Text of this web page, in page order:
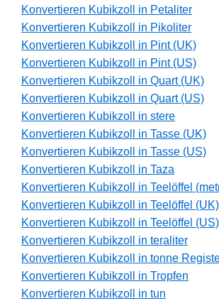
Konvertieren Kubikzoll in Petaliter
Konvertieren Kubikzoll in Pikoliter
Konvertieren Kubikzoll in Pint (UK)
Konvertieren Kubikzoll in Pint (US)
Konvertieren Kubikzoll in Quart (UK)
Konvertieren Kubikzoll in Quart (US)
Konvertieren Kubikzoll in stere
Konvertieren Kubikzoll in Tasse (UK)
Konvertieren Kubikzoll in Tasse (US)
Konvertieren Kubikzoll in Taza
Konvertieren Kubikzoll in Teelöffel
Konvertieren Kubikzoll in Teelöffel (UK)
Konvertieren Kubikzoll in Teelöffel (US)
Konvertieren Kubikzoll in teraliter
Konvertieren Kubikzoll in tonne
Konvertieren Kubikzoll in Tropfen
Konvertieren Kubikzoll in tun